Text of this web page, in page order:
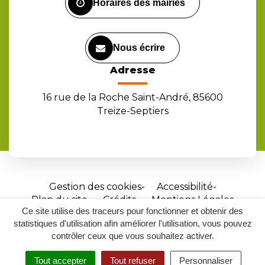
Ce site utilise des traceurs pour fonctionner et obtenir des
statistiques d'utilisation afin améliorer l'utilisation, vous pouvez
contrôler ceux que vous souhaitez activer.
Tout accepter Tout refuser Personnaliser
Horaires des mairies
Nous écrire
Adresse
16 rue de la Roche Saint-André, 85600
Treize-Septiers
Gestion des cookies
Accessibilité
Plan du site
Crédits
Mentions Légales
Site
réalisé
par
Inovagora